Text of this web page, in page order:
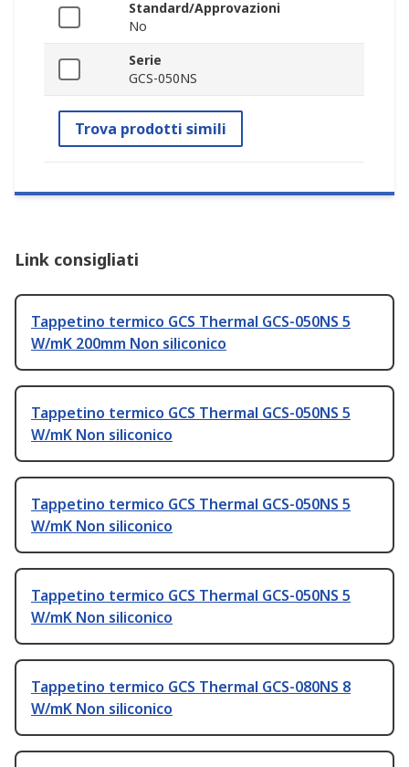
Standard/Approvazioni
No
Serie
GCS-050NS
Trova prodotti simili
Link consigliati
Tappetino termico GCS Thermal GCS-050NS 5
W/mK 200mm Non siliconico
Tappetino termico GCS Thermal GCS-050NS 5
W/mK Non siliconico
Tappetino termico GCS Thermal GCS-050NS 5
W/mK Non siliconico
Tappetino termico GCS Thermal GCS-050NS 5
W/mK Non siliconico
Tappetino termico GCS Thermal GCS-080NS 8
W/mK Non siliconico